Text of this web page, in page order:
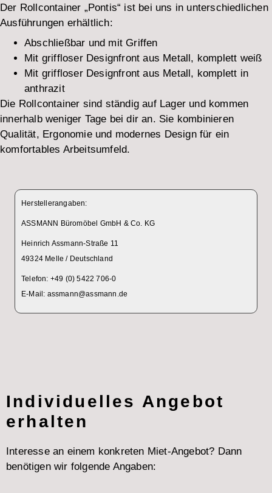
Der Rollcontainer „Pontis“ ist bei uns in unterschiedlichen
Ausführungen erhältlich:
Abschließbar und mit Griffen
Mit griffloser Designfront aus Metall, komplett weiß
Mit griffloser Designfront aus Metall, komplett in
anthrazit
Die Rollcontainer sind ständig auf Lager und kommen
innerhalb weniger Tage bei dir an. Sie kombinieren
Qualität, Ergonomie und modernes Design für ein
komfortables Arbeitsumfeld.
Herstellerangaben:
ASSMANN Büromöbel GmbH & Co. KG
Heinrich Assmann-Straße 11
49324 Melle / Deutschland
Telefon: +49 (0) 5422 706-0
E-Mail: assmann@assmann.de
Individuelles Angebot
erhalten
Interesse an einem konkreten Miet-Angebot? Dann
benötigen wir folgende Angaben: